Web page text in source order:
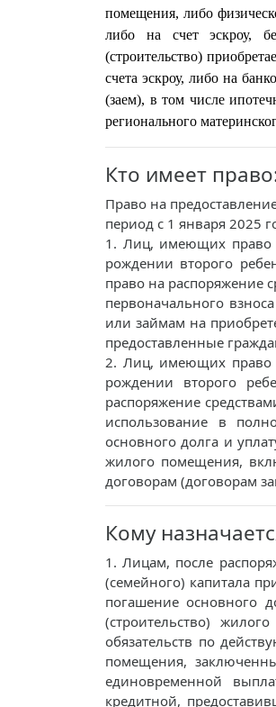
помещения, либо
либо на счет эскроу,
(строительство)
счета эскроу, либо на
(заем), в том числе
регионального
Кто имеет
Право на
период с 1 января 2025
1. Лиц, имеющих право
рождении второго
право на распоряжение
первоначального
или займам на
предоставленные
2. Лиц, имеющих право
рождении второго
распоряжение
использование в
основного долга и
жилого помещения,
договорам (договорам
Кому
1. Лицам, после
(семейного) капитала
погашение основного
(строительство)
обязательств по
помещения,
единовременной
кредитной,